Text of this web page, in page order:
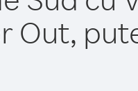
Out,